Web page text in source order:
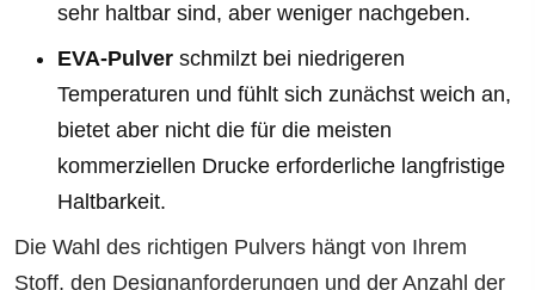
sehr haltbar sind, aber weniger nachgeben.
EVA-Pulver schmilzt bei niedrigeren
Temperaturen und fühlt sich zunächst weich an,
bietet aber nicht die für die meisten
kommerziellen Drucke erforderliche langfristige
Haltbarkeit.
Die Wahl des richtigen Pulvers hängt von Ihrem
Stoff, den Designanforderungen und der Anzahl der